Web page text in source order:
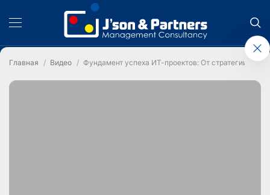
Главная Видео Фундамент успеха ИТ-проектов: От стратегии к